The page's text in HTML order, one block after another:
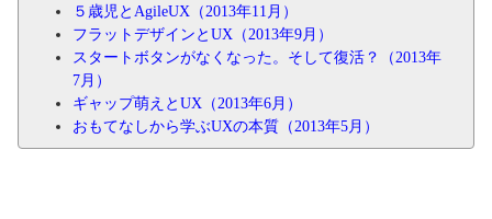
５歳児とAgileUX（2013年11月）
フラットデザインとUX（2013年9月）
スタートボタンがなくなった。そして復活？（2013年
7月）
ギャップ萌えとUX（2013年6月）
おもてなしから学ぶUXの本質（2013年5月）